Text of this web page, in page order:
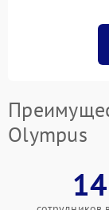
Olympus
14